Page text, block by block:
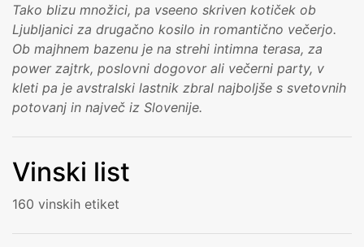
Tako blizu množici, pa vseeno skriven kotiček ob
Ljubljanici za drugačno kosilo in romantično večerjo.
Ob majhnem bazenu je na strehi intimna terasa, za
power zajtrk, poslovni dogovor ali večerni party, v
kleti pa je avstralski lastnik zbral najboljše s svetovnih
potovanj in največ iz Slovenije.
Vinski list
160 vinskih etiket